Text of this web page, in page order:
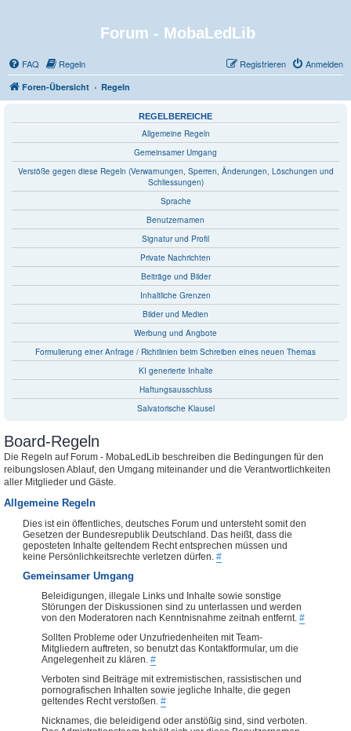
Forum - MobaLedLib
FAQ Regeln Anmelden
Registrieren
Foren-Übersicht Regeln
REGELBEREICHE
Allgemeine Regeln
Gemeinsamer Umgang
Verstöße gegen diese Regeln (Verwarnungen, Sperren, Änderungen, Löschungen und
Schliessungen)
Sprache
Benutzernamen
Signatur und Profil
Private Nachrichten
Beiträge und Bilder
Inhaltliche Grenzen
Bilder und Medien
Werbung und Angbote
Formulierung einer Anfrage / Richtlinien beim Schreiben eines neuen Themas
KI generierte Inhalte
Haftungsausschluss
Salvatorische Klausel
Board-Regeln
Die Regeln auf Forum - MobaLedLib beschreiben die Bedingungen für den
reibungslosen Ablauf, den Umgang miteinander und die Verantwortlichkeiten
aller Mitglieder und Gäste.
Allgemeine Regeln
Dies ist ein öffentliches, deutsches Forum und untersteht somit den
Gesetzen der Bundesrepublik Deutschland. Das heißt, dass die
geposteten Inhalte geltendem Recht entsprechen müssen und
keine Persönlichkeitsrechte verletzen dürfen. #
Gemeinsamer Umgang
Beleidigungen, illegale Links und Inhalte sowie sonstige
Störungen der Diskussionen sind zu unterlassen und werden
von den Moderatoren nach Kenntnisnahme zeitnah entfernt. #
Sollten Probleme oder Unzufriedenheiten mit Team-
Mitgliedern auftreten, so benutzt das Kontaktformular, um die
Angelegenheit zu klären. #
Verboten sind Beiträge mit extremistischen, rassistischen und
pornografischen Inhalten sowie jegliche Inhalte, die gegen
geltendes Recht verstoßen. #
Nicknames, die beleidigend oder anstößig sind, sind verboten.